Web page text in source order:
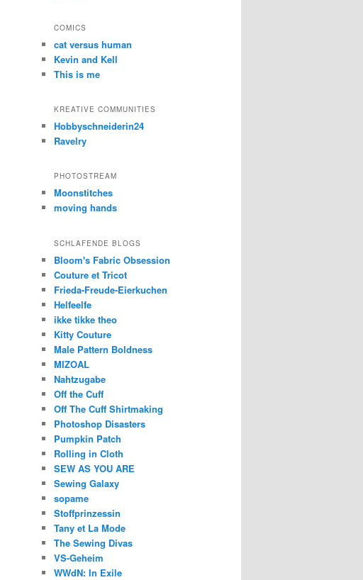
COMICS
cat versus human
Kevin and Kell
This is me
KREATIVE COMMUNITIES
Hobbyschneiderin24
Ravelry
PHOTOSTREAM
Moonstitches
moving hands
SCHLAFENDE BLOGS
Bloom's Fabric Obsession
Couture et Tricot
Frieda-Freude-Eierkuchen
Helfeelfe
ikke tikke theo
Kitty Couture
Male Pattern Boldness
MIZOAL
Nahtzugabe
Off the Cuff
Off The Cuff Shirtmaking
Photoshop Disasters
Pumpkin Patch
Rolling in Cloth
SEW AS YOU ARE
Sewing Galaxy
sopame
Stoffprinzessin
Tany et La Mode
The Sewing Divas
VS-Geheim
WWdN: In Exile